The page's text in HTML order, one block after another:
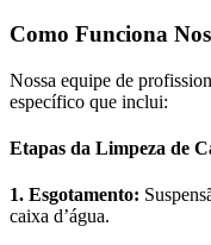
Como Funciona
Nossa equipe de
específico que inclui:
Etapas da Limpeza de
1. Esgotamento:
caixa d’água.